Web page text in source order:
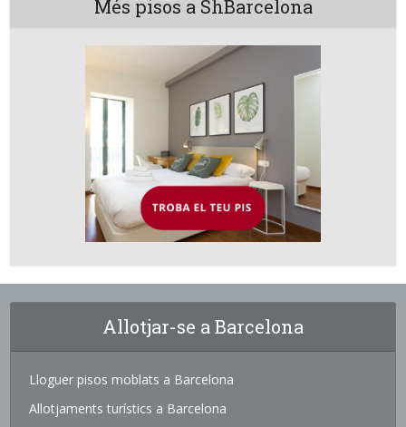
Més pisos a ShBarcelona
Allotjar-se a Barcelona
Lloguer pisos moblats a Barcelona
Allotjaments turístics a Barcelona